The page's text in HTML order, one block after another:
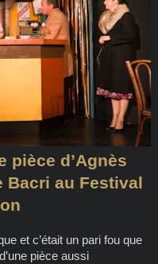
pièce d’Agnès
Bacri au Festival
et c’était un pari fou que
pièce aussi